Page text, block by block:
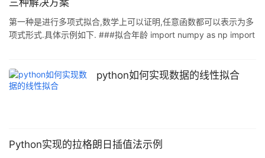
第一种是进行多项式拟合,数学上可以证明,任意函数都可以表示为多
项式形式.具体示例如下. ###拟合年龄 import numpy as np import
= [174,236,305,334,349,351,342,323] y = np.array(num)
print('y is
python如何实现数据的线性拟合
Python实现的拉格朗日插值法示例